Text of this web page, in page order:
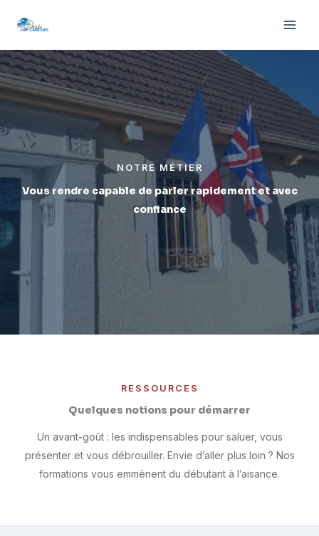
NOTRE MÉTIER
Vous rendre capable de parler rapidement et avec
confiance
RESSOURCES
Quelques notions pour démarrer
Un avant-goût : les indispensables pour saluer, vous
présenter et vous débrouiller. Envie d’aller plus loin ? Nos
formations vous emmènent du débutant à l’aisance.